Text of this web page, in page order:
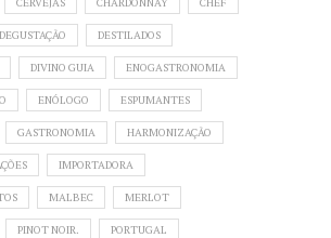
DEGUSTAÇÃO DESTILADOS
DIVINO GUIA ENOGASTRONOMIA
ENÓLOGO ESPUMANTES
GASTRONOMIA HARMONIZAÇÃO
IMPORTADORA
MALBEC MERLOT
PINOT NOIR. PORTUGAL